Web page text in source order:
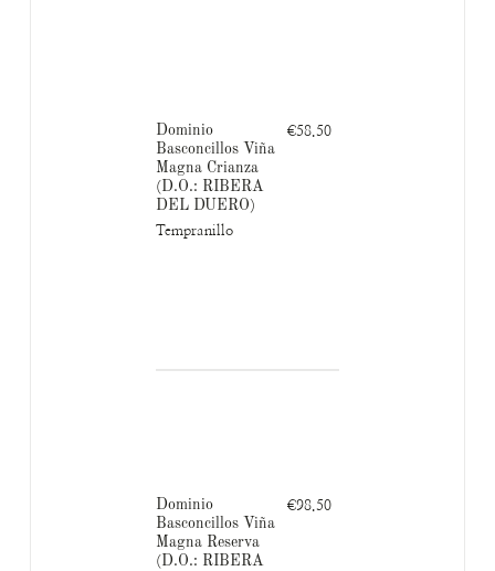
Dominio
Basconcillos Viña
Magna Crianza
(D.O.: RIBERA
DEL DUERO)
Tempranillo
€58.50
Dominio
Basconcillos Viña
Magna Reserva
(D.O.: RIBERA
€98.50